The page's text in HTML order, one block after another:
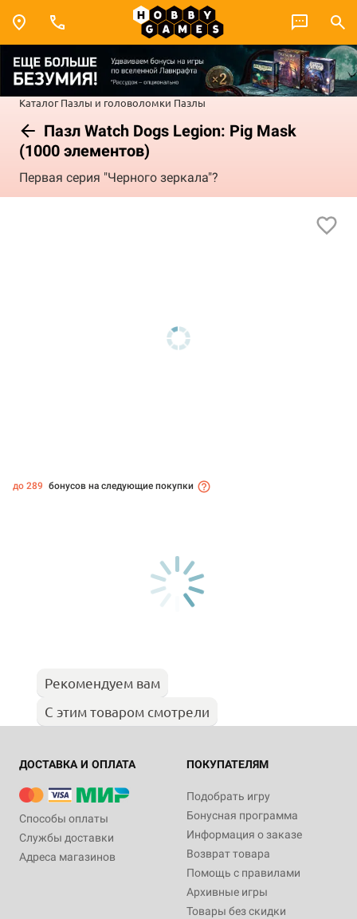
Каталог Пазлы и головоломки Пазлы
Пазл Watch Dogs Legion: Pig Mask
(1000 элементов)
Первая серия "Черного зеркала"?
до 289 бонусов на следующие покупки
Рекомендуем вам
С этим товаром смотрели
ДОСТАВКА И ОПЛАТА
Способы оплаты
Службы доставки
Адреса магазинов
ПОКУПАТЕЛЯМ
Подобрать игру
Бонусная программа
Информация о заказе
Возврат товара
Помощь с правилами
Архивные игры
Товары без скидки